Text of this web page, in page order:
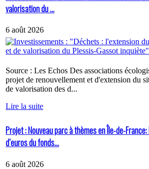
valorisation du ...
6 août 2026
Source : Les Echos Des associations
projet de renouvellement et d'extension du
de valorisation des d...
Lire la suite
Projet : Nouveau parc à thèmes en Île-de-
d’euros du fonds...
6 août 2026